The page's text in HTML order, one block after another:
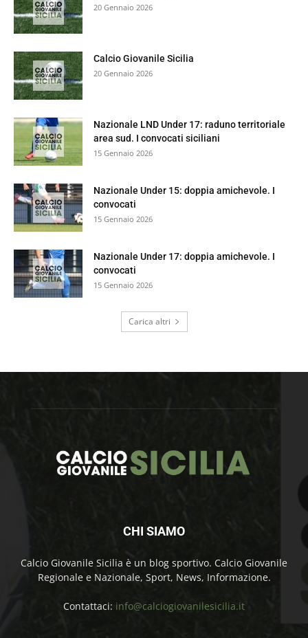
20 Gennaio 2026
Calcio Giovanile Sicilia
20 Gennaio 2026
Nazionale LND Under 17: raduno territoriale
area sud. I convocati siciliani
15 Gennaio 2026
Nazionale Under 15: doppia amichevole. I
convocati
15 Gennaio 2026
Nazionale Under 17: doppia amichevole. I
convocati
15 Gennaio 2026
Carica altri
CHI SIAMO
Calcio Giovanile Sicilia è un blog sportivo. Calcio Giovanile
Regionale e Nazionale, Sport, News, Informazione.
Contattaci: info@calciogiovanilesicilia.it